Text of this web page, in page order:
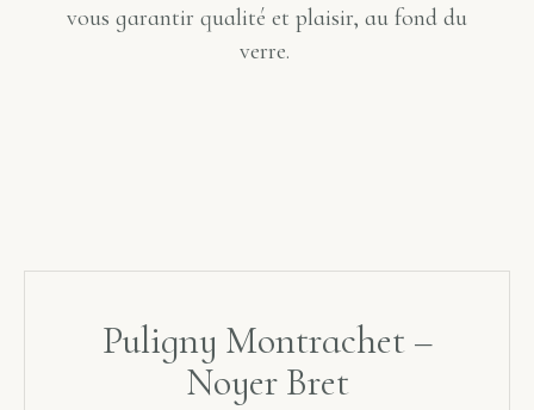
vous garantir qualité et plaisir, au fond du
verre.
Puligny Montrachet –
Noyer Bret